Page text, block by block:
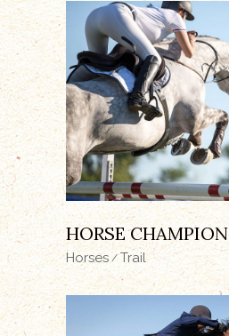
HORSE CHAMPION
Horses Trail